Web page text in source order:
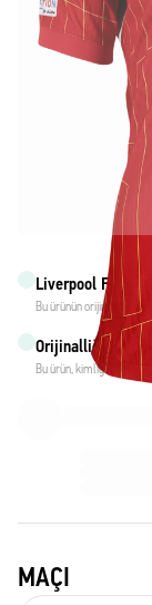
Liverpool FC ile
Bu ürünün orijinal
Orijinalliği
Bu ürün, kimliğini
MAÇI